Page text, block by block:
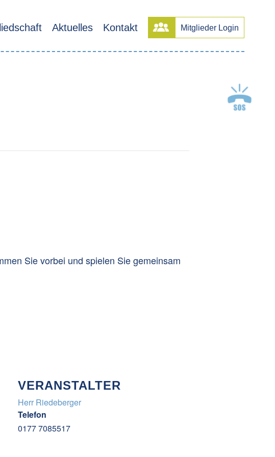
Aktuelles Kontakt Mitglieder Login
Sie vorbei und spielen Sie gemeinsam
VERANSTALTER
Herr Riedeberger
Telefon
0177 7085517